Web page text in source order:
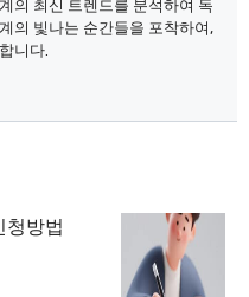
의 최신 트렌드를 분석하여 독
의 빛나는 순간들을 포착하여,
니다.
청방법